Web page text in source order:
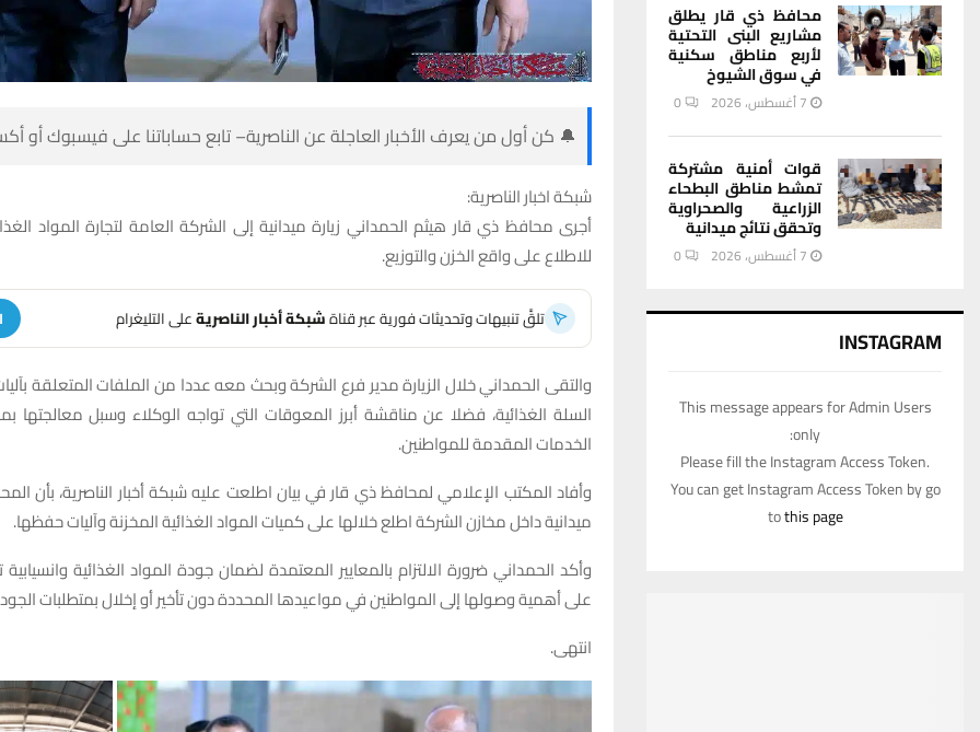
🔔 كن أول من يعرف الأخبار العاجلة عن الناصرية– تابع حساباتنا على فيسبوك أو
شبكة اخبار الناصرية:
أجرى محافظ ذي قار هيثم الحمداني زيارة ميدانية إلى الشركة العامة لتجارة المواد
للاطلاع على واقع الخزن والتوزيع.
تلقَّ تنبيهات وتحديثات فورية عبر قناةشبكة أخبار الناصريةعلى التليغرام
والتقى الحمداني خلال الزيارة مدير فرع الشركة وبحث معه عددا من الملفات المتعلقة
السلة الغذائية، فضلا عن مناقشة أبرز المعوقات التي تواجه الوكلاء وسبل معالجتها
الخدمات المقدمة للمواطنين.
وأفاد المكتب الإعلامي لمحافظ ذي قار في بيان اطلعت عليه شبكة أخبار الناصرية، بأن
ميدانية داخل مخازن الشركة اطلع خلالها على كميات المواد الغذائية المخزنة وآليات حفظها.
وأكد الحمداني ضرورة الالتزام بالمعايير المعتمدة لضمان جودة المواد الغذائية
على أهمية وصولها إلى المواطنين في مواعيدها المحددة دون تأخير أو إخلال بمتطلبات
انتهى.
محافظ ذي قار يطلق
مشاريع البنى التحتية
لأربع مناطق سكنية
في سوق الشيوخ
7 أغسطس، 2026 0
قوات أمنية مشتركة
تمشط مناطق البطحاء
الزراعية والصحراوية
وتحقق نتائج ميدانية
7 أغسطس، 2026 0
INSTAGRAM
This message appears for Admin Users
only:
Please fill the Instagram Access Token.
You can get Instagram Access Token by go
tothis page